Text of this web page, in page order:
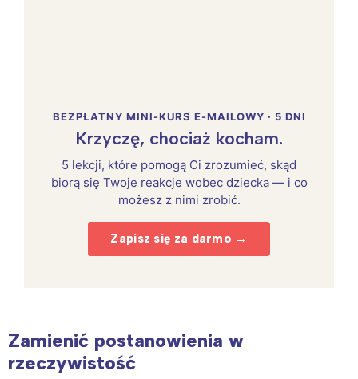
BEZPŁATNY MINI-KURS E-MAILOWY · 5 DNI
Krzyczę, chociaż kocham.
5 lekcji, które pomogą Ci zrozumieć, skąd
biorą się Twoje reakcje wobec dziecka — i co
możesz z nimi zrobić.
Zapisz się za darmo →
Zamienić postanowienia w
rzeczywistość